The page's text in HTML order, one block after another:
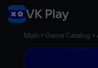
Main Game Catalog